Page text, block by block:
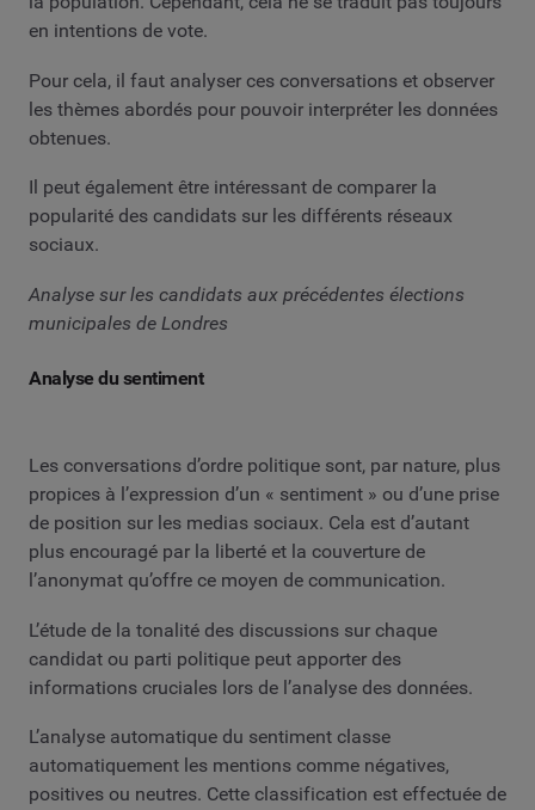
en intentions de vote.
Pour cela, il faut analyser ces conversations et observer
les thèmes abordés pour pouvoir interpréter les données
obtenues.
Il peut également être intéressant de comparer la
popularité des candidats sur les différents réseaux
sociaux.
Analyse sur les candidats aux précédentes élections
municipales de Londres
Analyse du sentiment
Les conversations d’ordre politique sont, par nature, plus
propices à l’expression d’un « sentiment » ou d’une prise
de position sur les medias sociaux. Cela est d’autant
plus encouragé par la liberté et la couverture de
l’anonymat qu’offre ce moyen de communication.
L’étude de la tonalité des discussions sur chaque
candidat ou parti politique peut apporter des
informations cruciales lors de l’analyse des données.
L’analyse automatique du sentiment classe
automatiquement les mentions comme négatives,
positives ou neutres. Cette classification est effectuée de